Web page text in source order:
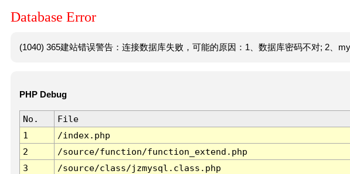
Database Error
(1040) 365建站错误警告：连接数据库失败，可能的原因：1、数据库密码不对; 2、
PHP Debug
No. File
1
/index.php
2
/source/function/function_extend.php
3
/source/class/jzmysql.class.php